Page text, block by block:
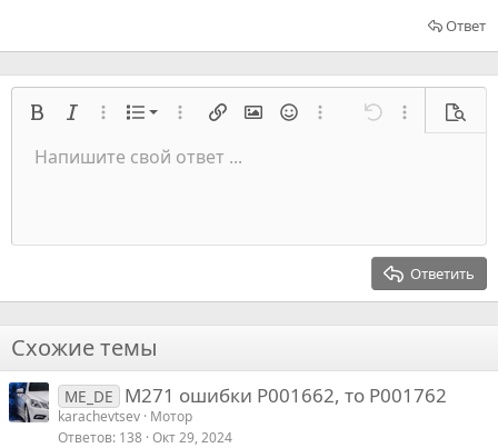
Ответ
ЖирныйКурсивРасширенный режим...
СписокНумерованный список
Список
Расширенный режим...
Вставить ссылку
Вставить изображение
СмайлыРасширенный режим...
Отмена
Размер шрифта
9
22
26
Цвет текста
Семейство шрифтов
Arial
Times New Roman
Verdana
Перечёркнутый
Подчеркивание
Код в строку
ВыравниваниеВыровнять слева
Формат параграфа
Нормальный
Заголовок 2
ЦитатаМедиаВставить таблицу
Вставить горизонтальную линию
Спойлер
Код
Переделать
Переключить BB код
Удалить форматирование
ЧерновикиСохранить черновик
Напишите свой ответ ...
Ответить
Схожие темы
ME_DE M271 ошибки Р001662, то Р001762
karachevtsev Мотор
Ответов 138 Окт 29, 2024